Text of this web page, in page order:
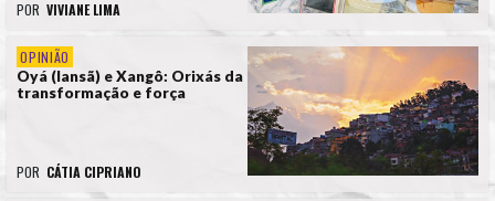
POR VIVIANE LIMA
OPINIÃO
Oyá (Iansã) e Xangô: Orixás da
transformação e força
POR CÁTIA CIPRIANO